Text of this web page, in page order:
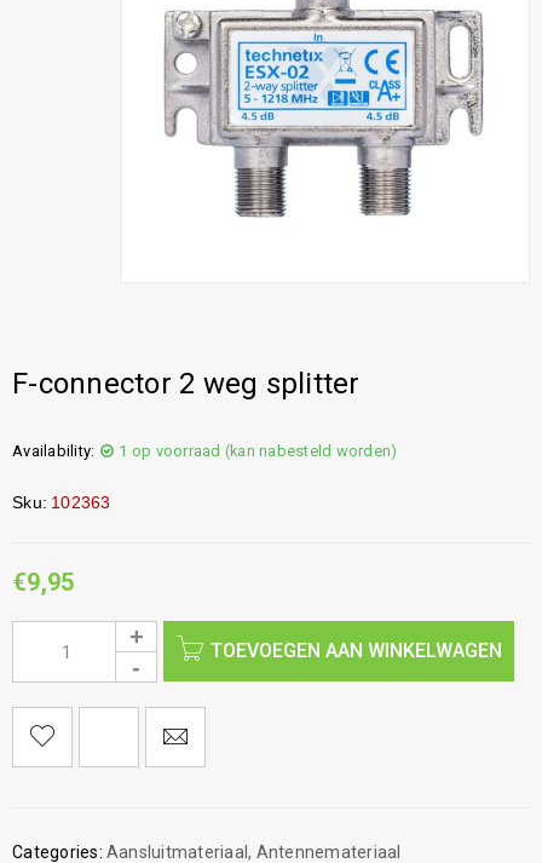
F-connector 2 weg splitter
Availability: 1 op voorraad (kan nabesteld worden)
Sku: 102363
€9,95
TOEVOEGEN AAN WINKELWAGEN
Categories: Aansluitmateriaal , Antennemateriaal